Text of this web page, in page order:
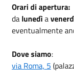
Orari di apertura:
da lunedìa
eventualmente
Dove siamo:
via Roma, 5